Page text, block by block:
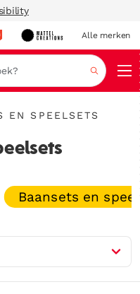
Alle merken
Zoeken
collections\/
EN SPEELSETS
Baansets en